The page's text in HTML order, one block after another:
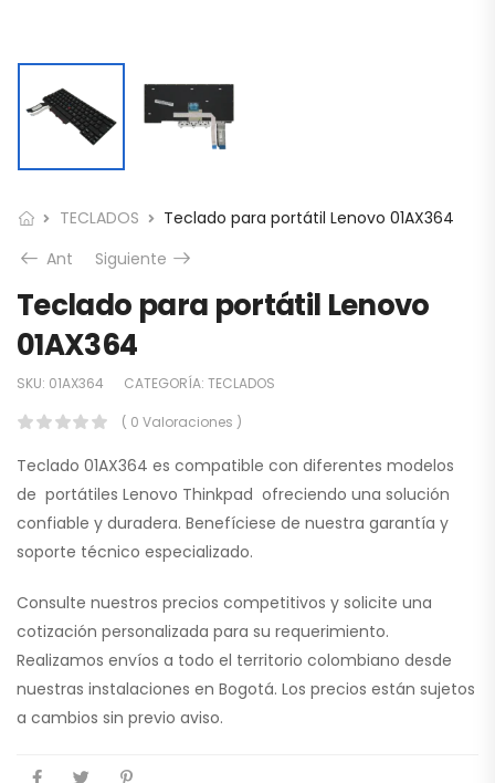
TECLADOS
Teclado para portátil Lenovo 01AX364
Ant
Siguiente
Teclado para portátil Lenovo
01AX364
SKU: 01AX364 CATEGORÍA: TECLADOS
( 0 Valoraciones )
Teclado 01AX364 es compatible con diferentes modelos
de portátiles Lenovo Thinkpad ofreciendo una solución
confiable y duradera. Benefíciese de nuestra garantía y
soporte técnico especializado.
Consulte nuestros precios competitivos y solicite una
cotización personalizada para su requerimiento.
Realizamos envíos a todo el territorio colombiano desde
nuestras instalaciones en Bogotá. Los precios están sujetos
a cambios sin previo aviso.